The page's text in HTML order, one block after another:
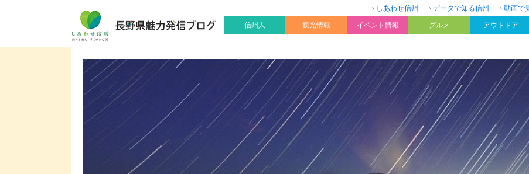
しあわせ信州 データで知る信州 動画で
信州人
観光情報 イベント情報 グルメ アウトドア